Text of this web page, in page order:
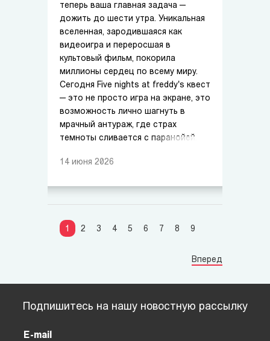
теперь ваша главная задача —
дожить до шести утра. Уникальная
вселенная, зародившаяся как
видеоигра и переросшая в
культовый фильм, покорила
миллионы сердец по всему миру.
Сегодня Five nights at freddy's квест
— это не просто игра на экране, это
возможность лично шагнуть в
мрачный антураж, где страх
темноты сливается с паранойей.
14 июня 2026
1 2 3 4 5 6 7 8 9
Вперед
Подпишитесь на нашу новостную рассылку
E-mail